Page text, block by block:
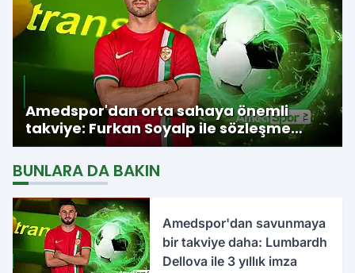
Amedspor'dan orta sahaya önemli
takviye: Furkan Soyalp ile sözleşme
imzalandı
BUNLARA DA BAKIN
Amedspor'dan savunmaya
bir takviye daha: Lumbardh
Dellova ile 3 yıllık imza